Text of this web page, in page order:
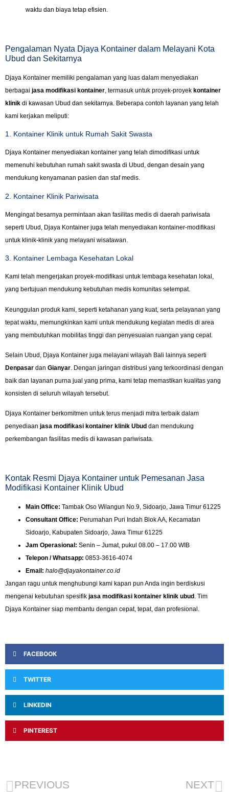
waktu dan biaya tetap efisien.
Pengalaman Nyata Djaya Kontainer dalam Melayani Kota
Ubud dan Sekitarnya
Djaya Kontainer memiliki pengalaman yang luas dalam menyediakan
berbagai jasa modifikasi kontainer, termasuk untuk proyek-proyek kontainer
klinik di kawasan Ubud dan sekitarnya. Beberapa contoh layanan yang telah
kami kerjakan meliputi:
1. Kontainer Klinik untuk Rumah Sakit Swasta
Djaya Kontainer menyediakan kontainer yang telah dimodifikasi untuk
memenuhi kebutuhan rumah sakit swasta di Ubud, dengan desain yang
mendukung kenyamanan pasien dan staf medis.
2. Kontainer Klinik Pariwisata
Mengingat besarnya permintaan akan fasilitas medis di daerah pariwisata
seperti Ubud, Djaya Kontainer juga telah menyediakan kontainer-modifikasi
untuk klinik-klinik yang melayani wisatawan.
3. Kontainer Lembaga Kesehatan Lokal
Kami telah mengerjakan proyek-modifikasi untuk lembaga kesehatan lokal,
yang bertujuan mendukung kebutuhan medis komunitas setempat.
Keunggulan produk kami, seperti ketahanan yang kuat, serta pelayanan yang
tepat waktu, memungkinkan kami untuk mendukung kegiatan medis di area
yang membutuhkan mobilitas tinggi dan penyesuaian ruangan yang cepat.
Selain Ubud, Djaya Kontainer juga melayani wilayah Bali lainnya seperti
Denpasar dan Gianyar. Dengan jaringan distribusi yang terkoordinasi dengan
baik dan layanan purna jual yang prima, kami tetap memastikan kualitas yang
konsisten di seluruh wilayah tersebut.
Djaya Kontainer berkomitmen untuk terus menjadi mitra terbaik dalam
penyediaan jasa modifikasi kontainer klinik Ubud dan mendukung
perkembangan fasilitas medis di kawasan pariwisata.
Kontak Resmi Djaya Kontainer untuk Pemesanan Jasa
Modifikasi Kontainer Klinik Ubud
Main Office: Tambak Oso Wilangun No.9, Sidoarjo, Jawa Timur 61225
Consultant Office: Perumahan Puri Indah Blok AA, Kecamatan
Sidoarjo, Kabupaten Sidoarjo, Jawa Timur 61225
Jam Operasional: Senin – Jumat, pukul 08.00 – 17.00 WIB
Telepon / Whatsapp: 0853-3616-4074
Email: halo@djayakontainer.co.id
Jangan ragu untuk menghubungi kami kapan pun Anda ingin berdiskusi
mengenai kebutuhan spesifik jasa modifikasi kontainer klinik ubud . Tim
Djaya Kontainer siap membantu dengan cepat, tepat, dan profesional.
FACEBOOK
TWITTER
LINKEDIN
PINTEREST
PREVIOUS NEXT